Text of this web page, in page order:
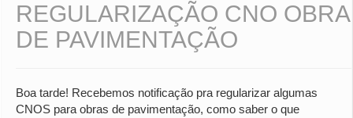
REGULARIZAÇÃO CNO OBRA
DE PAVIMENTAÇÃO
Boa tarde! Recebemos notificação pra regularizar algumas
CNOS para obras de pavimentação, como saber o que